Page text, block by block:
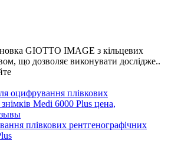
GIOTTO IMAGE з кільцевих
що дозволяє виконувати дослідже..
плівкових рентгенографічних